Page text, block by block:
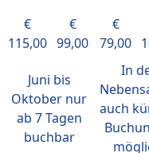
€
115,00
€
99,00
€
79,00
Juni bis
Oktober nur
ab 7 Tagen
buchbar
In
auch